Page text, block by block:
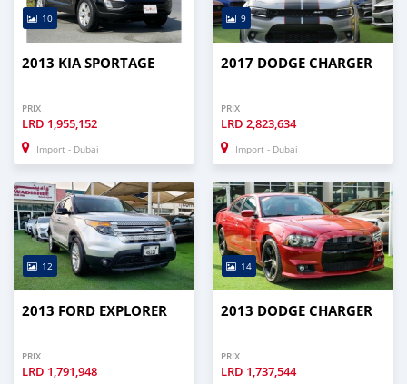
10
2013 KIA SPORTAGE
PRIX
LRD 1,955,152
Import - Dubai
9
2017 DODGE CHARGER
PRIX
LRD 2,823,634
Import - Dubai
12
2013 FORD EXPLORER
PRIX
LRD 1,791,948
14
2013 DODGE CHARGER
PRIX
LRD 1,737,544